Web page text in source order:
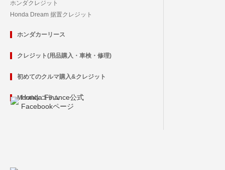
ホンダクレジット
Honda Dream 据置クレジット
ホンダカーリース
クレジット(用品購入・車検・修理)
初めてのクルマ購入&クレジット
Monthly コラム
Honda Finance公式
Facebookページ